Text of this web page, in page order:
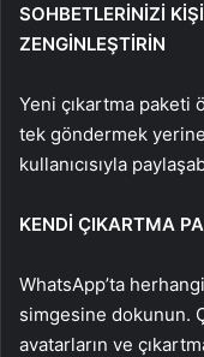
SOHBETLERİNİZİ
ZENGİNLEŞTİRİN
Yeni çıkartma paketi
tek göndermek
kullanıcısıyla
KENDİ ÇIKARTMA
WhatsApp’ta
simgesine dokunun.
avatarların ve